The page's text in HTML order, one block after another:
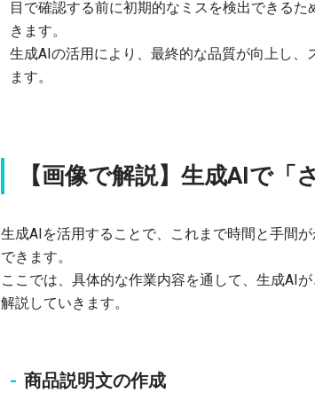
目で確認する前に初期的なミスを検出できる
きます。
生成AIの活用により、最終的な品質が向上し
ます。
【画像で解説】生成AIで
生成AIを活用することで、これまで時間と手間
できます。
ここでは、具体的な作業内容を通して、生成AI
解説していきます。
商品説明文の作成